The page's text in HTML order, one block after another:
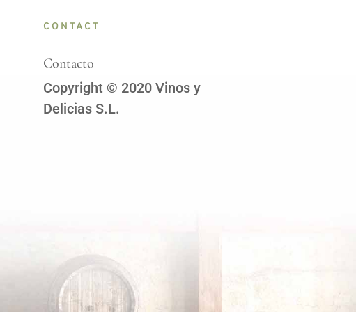
CONTACT
Contacto
Copyright © 2020 Vinos y
Delicias S.L.